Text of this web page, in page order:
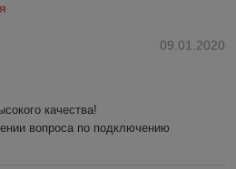
09.01.2020
качества!
вопроса по подключению